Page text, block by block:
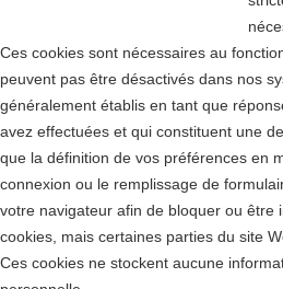
Ces cookies sont nécessaires au
peuvent pas être désactivés dans nos
généralement établis en tant que
avez effectuées et qui constituent une
que la définition de vos préférences en
connexion ou le remplissage de
votre navigateur afin de bloquer ou être
cookies, mais certaines parties du site
Ces cookies ne stockent aucune